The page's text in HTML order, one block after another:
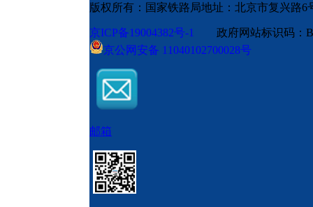
版权所有：国家铁路局地址：北京市复兴路6
京ICP备19004382号-1
政府网站标识码
京公网安备 11040102700028号
邮箱